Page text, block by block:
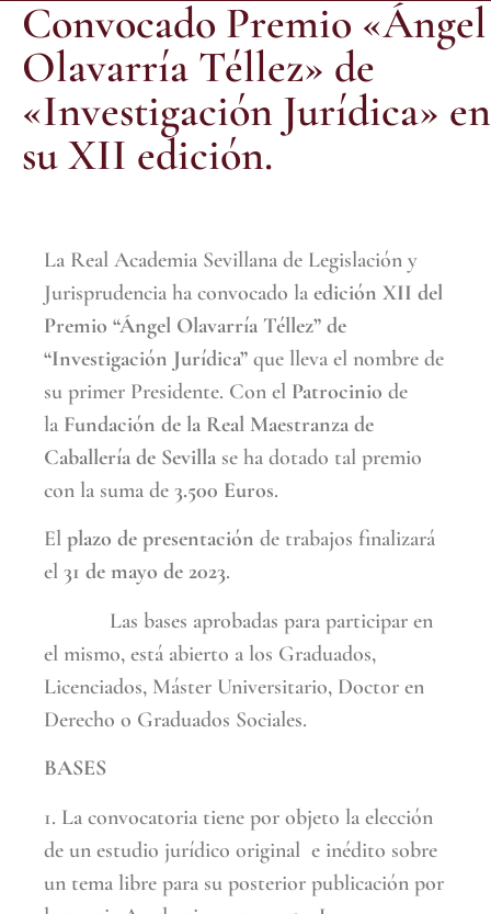
Convocado Premio «Ángel
Olavarría Téllez» de
«Investigación Jurídica» en
su XII edición.
La Real Academia Sevillana de Legislación y
Jurisprudencia ha convocado la edición XII del
Premio “Ángel Olavarría Téllez” de
“Investigación Jurídica” que lleva el nombre de
su primer Presidente. Con el Patrocinio de
la Fundación de la Real Maestranza de
Caballería de Sevilla se ha dotado tal premio
con la suma de 3.500 Euros.
El plazo de presentación de trabajos finalizará
el 31 de mayo de 2023.
Las bases aprobadas para participar en
el mismo, está abierto a los Graduados,
Licenciados, Máster Universitario, Doctor en
Derecho o Graduados Sociales.
BASES
1. La convocatoria tiene por objeto la elección
de un estudio jurídico original e inédito sobre
un tema libre para su posterior publicación por